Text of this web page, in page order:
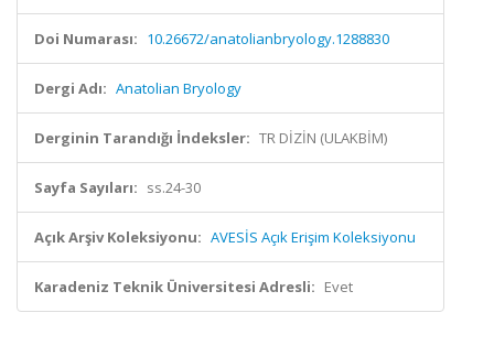
Doi Numarası: 10.26672/anatolianbryology.1288830
Dergi Adı: Anatolian Bryology
Derginin Tarandığı İndeksler: TR DİZİN (ULAKBİM)
Sayfa Sayıları: ss.24-30
Açık Arşiv Koleksiyonu: AVESİS Açık Erişim Koleksiyonu
Karadeniz Teknik Üniversitesi Adresli: Evet